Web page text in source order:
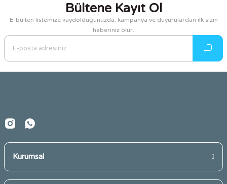
Bültene Kayıt Ol
E-bülten listemize kaydolduğunuzda, kampanya ve duyurulardan ilk sizin
haberiniz olur.
Kurumsal